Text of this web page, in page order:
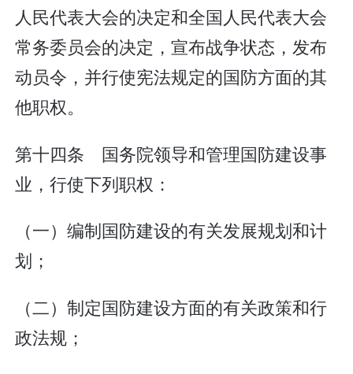
人民代表大会的决定和全国人民代表大会
常务委员会的决定，宣布战争状态，发布
动员令，并行使宪法规定的国防方面的其
他职权。
第十四条 国务院领导和管理国防建设事
业，行使下列职权：
（一）编制国防建设的有关发展规划和计
划；
（二）制定国防建设方面的有关政策和行
政法规；